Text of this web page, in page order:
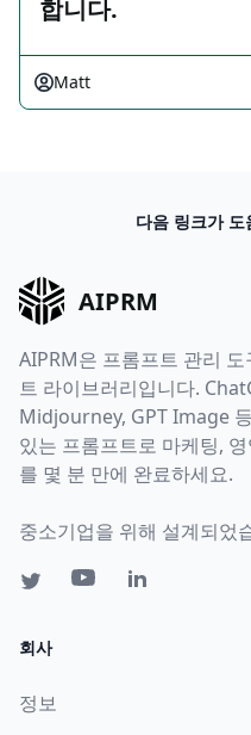
합니다.
Matt
다음 링크가
AIPRM
AIPRM은 프롬프트 관리
트 라이브러리입니다.
Midjourney, GPT Image
있는 프롬프트로 마케팅,
를 몇 분 만에 완료하세요.
중소기업을 위해 설계되었
회사
정보